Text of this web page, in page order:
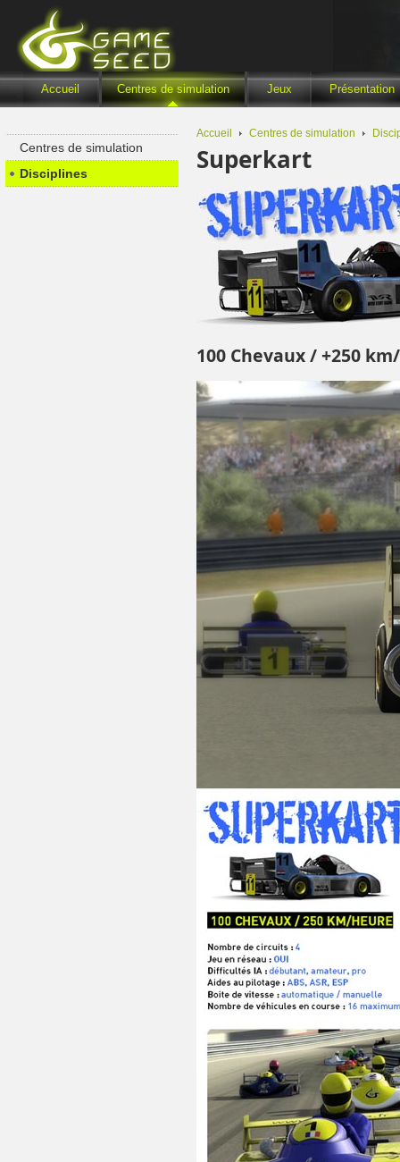
Accueil Centres de simulation Jeux Présentation
Accueil Centres de simulation
Superkart
100 Chevaux / +250
Centres de simulation
Disciplines